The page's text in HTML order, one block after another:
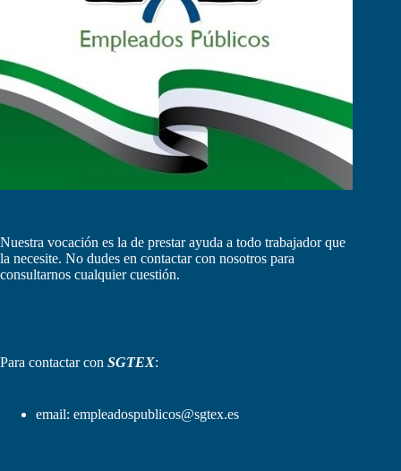
Nuestra vocación es la de prestar ayuda a todo trabajador que
la necesite. No dudes en contactar con nosotros para
consultarnos cualquier cuestión.
Para contactar con SGTEX:
email: empleadospublicos@sgtex.es